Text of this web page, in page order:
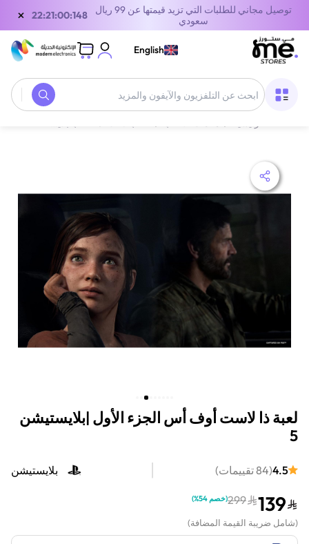
توصيل مجاني للطلبات التي تزيد قيمتها عن 99 ريال
سعودي
21:21:00:148
×
English
لعبة ذا لاست أوف أس الجزء الأول |بلايستيشن
5
4.5
(
84تقييمات) بلايستيشن
139
299
(خصم 54% )
(شامل ضريبة القيمة المضافة)